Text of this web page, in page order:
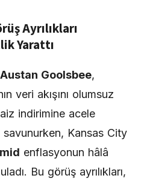
Ayrılıkları
Yarattı
Austan Goolsbee,
veri akışını olumsuz
indirimine acele
Kansas City
enflasyonun hâlâ
Bu görüş ayrılıkları,